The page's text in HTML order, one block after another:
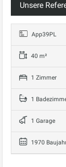
Unsere
App39PL
40 m²
1 Zimmer
1
1 Garage
1970